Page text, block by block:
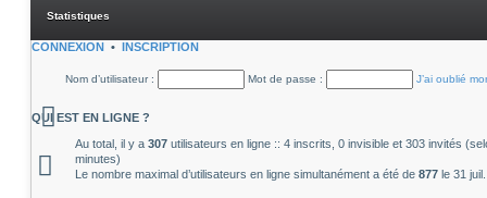
s
a
e
n
r
e
a
e
u
t
l
e
n
i
e
Statistiques
CONNEXION • INSCRIPTION
Nom d’utilisateur : Mot de passe : J’ai oublié
QUI EST EN LIGNE ?
Au total, il y a 307 utilisateurs en ligne :: 4 inscrits, 0 invisible et 303 invités
minutes)
Le nombre maximal d’utilisateurs en ligne simultanément a été de 877 le 31